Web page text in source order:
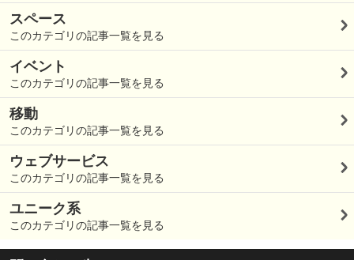
スペース
このカテゴリの記事一覧を見る
イベント
このカテゴリの記事一覧を見る
移動
このカテゴリの記事一覧を見る
ウェブサービス
このカテゴリの記事一覧を見る
ユニーク系
このカテゴリの記事一覧を見る